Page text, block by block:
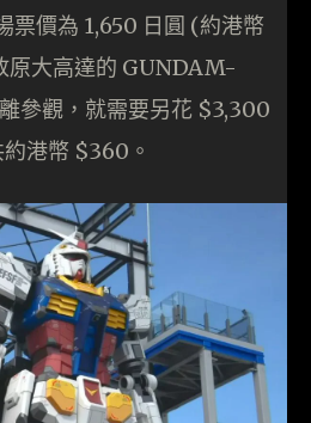
票價為 1,650 日圓 (約港幣
原大高達的 GUNDAM-
參觀，就需要另花 $3,300
港幣 $360。